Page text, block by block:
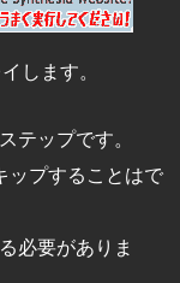
します。
テップです。
ップすることはで
必要がありま